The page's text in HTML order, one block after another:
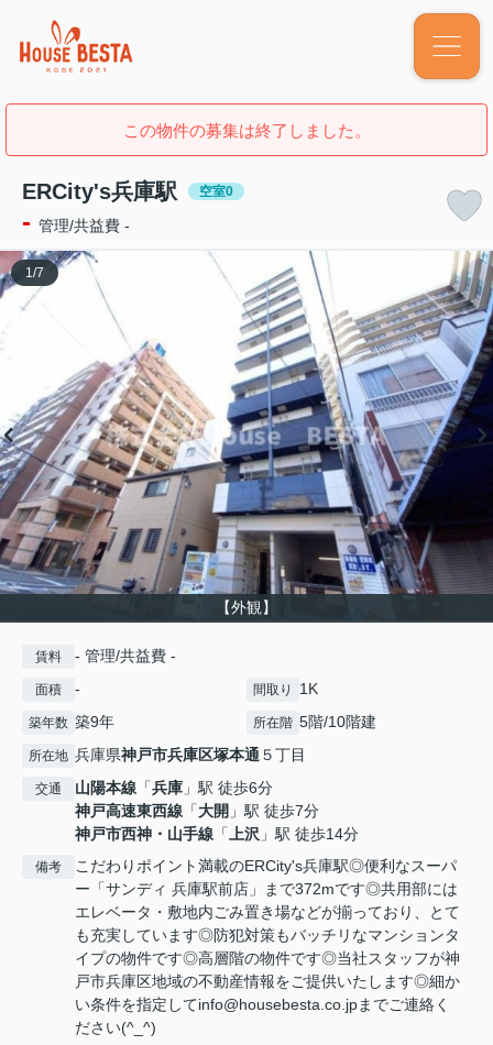
この物件の募集は終了しました。
ERCity's兵庫駅 空室0
- 管理/共益費 -
【外観】
1/7
賃料 - 管理/共益費 -
面積 - 間取り 1K
築年数 築9年 所在階 5階/10階建
所在地 兵庫県神戸市兵庫区塚本通 ５丁目
交通 山陽本線 「兵庫 」駅 徒歩6分
神戸高速東西線 「大開 」駅 徒歩7分
神戸市西神・山手線 「 上沢 」駅 徒歩14分
備考
こだわりポイント満載のERCity's兵庫駅◎便利なスーパ
ー「サンディ 兵庫駅前店」まで372mです◎共用部には
エレベータ・敷地内ごみ置き場などが揃っており、とて
も充実しています◎防犯対策もバッチリなマンションタ
イプの物件です◎高層階の物件です◎当社スタッフが神
戸市兵庫区地域の不動産情報をご提供いたします◎細か
い条件を指定してinfo@housebesta.co.jpまでご連絡く
ださい(^_^)